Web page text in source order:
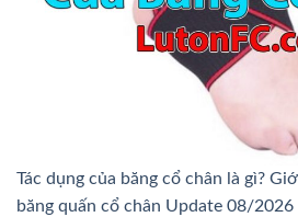
Tác dụng của băng cổ chân là gì?
băng quấn cổ chân Update 08/2026